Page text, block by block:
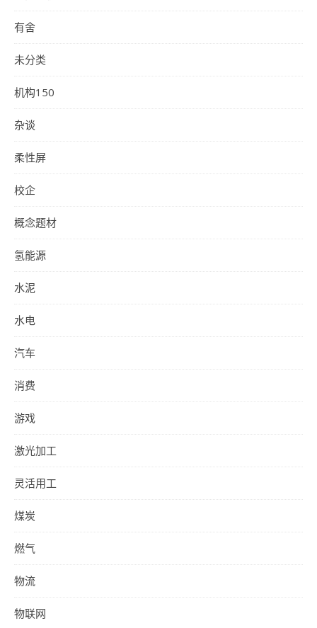
有舍
未分类
机构150
杂谈
柔性屏
校企
概念题材
氢能源
水泥
水电
汽车
消费
游戏
激光加工
灵活用工
煤炭
燃气
物流
物联网